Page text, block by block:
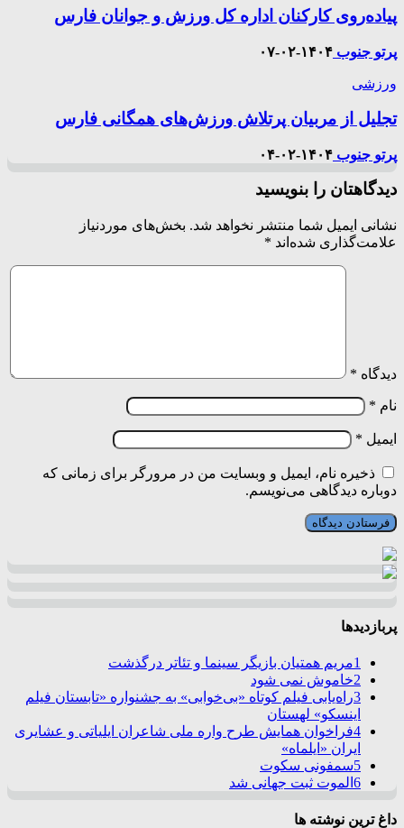
پیاده‌روی کارکنان اداره کل ورزش و جوانان فارس
پرتو جنوب ۱۴۰۴-۰۲-۰۷
ورزشی
تجلیل از مربیان پرتلاش ورزش‌های همگانی فارس
پرتو جنوب ۱۴۰۴-۰۲-۰۴
دیدگاهتان را بنویسید
نشانی ایمیل شما منتشر نخواهد شد. بخش‌های موردنیاز
علامت‌گذاری شده‌اند *
دیدگاه *
نام *
ایمیل *
ذخیره نام، ایمیل و وبسایت من در مرورگر برای زمانی که
دوباره دیدگاهی می‌نویسم.
پربازدیدها
1مریم همتیان بازیگر سینما و تئاتر درگذشت
2خاموش نمی شود
3راه‌یابی فیلم کوتاه «بی‌خوابی» به جشنواره «تابستان فیلم
اینسکو» لهستان
4فراخوان همایش طرح واره ملی شاعران ایلیاتی و عشایری
ایران «ایلماه»
5سمفونی سکوت
6 الموت ثبت جهانی شد
داغ ترین نوشته ها